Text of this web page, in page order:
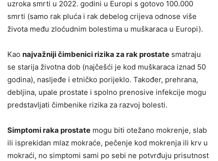
uzroka smrti u 2022. godini u Europi s gotovo 100.000
smrti (samo rak pluća i rak debelog crijeva odnose više
života među zloćudnim bolestima u muškaraca u Europi).
Kao najvažniji čimbenici rizika za rak prostate smatraju
se starija životna dob (najčešći je kod muškaraca iznad 50
godina), nasljeđe i etničko porijeklo. Također, prehrana,
debljina, upale prostate i spolno prenosive infekcije mogu
predstavljati čimbenike rizika za razvoj bolesti.
Simptomi raka prostate mogu biti otežano mokrenje, slab
ili isprekidan mlaz mokraće, pečenje kod mokrenja ili krv u
mokraći, no simptomi sami po sebi ne potvrđuju prisutnost